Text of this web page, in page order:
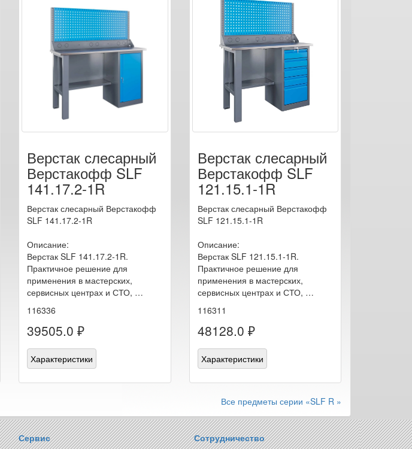
Верстак слесарный
Верстакофф SLF
141.17.2-1R
Верстак слесарный Верстакофф
SLF 141.17.2-1R
Описание:
Верстак SLF 141.17.2-1R.
Практичное решение для
применения в мастерских,
сервисных центрах и СТО, …
116336
39505.0 ₽
Характеристики
Верстак слесарный
Верстакофф SLF
121.15.1-1R
Верстак слесарный Верстакофф
SLF 121.15.1-1R
Описание:
Верстак SLF 121.15.1-1R.
Практичное решение для
применения в мастерских,
сервисных центрах и СТО, …
116311
48128.0 ₽
Характеристики
Все предметы серии «SLF R »
Сервис Сотрудничество